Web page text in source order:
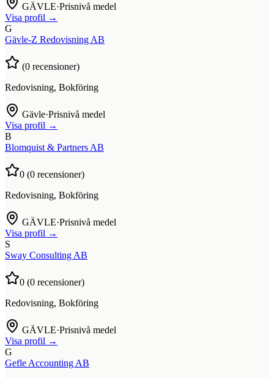
GÄVLE·Prisnivå medel
Visa profil →
G
Gävle-Z Redovisning AB
(0 recensioner)
Redovisning, Bokföring
Gävle·Prisnivå medel
Visa profil →
B
Blomquist & Partners AB
0 (0 recensioner)
Redovisning, Bokföring
GÄVLE·Prisnivå medel
Visa profil →
S
Sway Consulting AB
0 (0 recensioner)
Redovisning, Bokföring
GÄVLE·Prisnivå medel
Visa profil →
G
Gefle Accounting AB